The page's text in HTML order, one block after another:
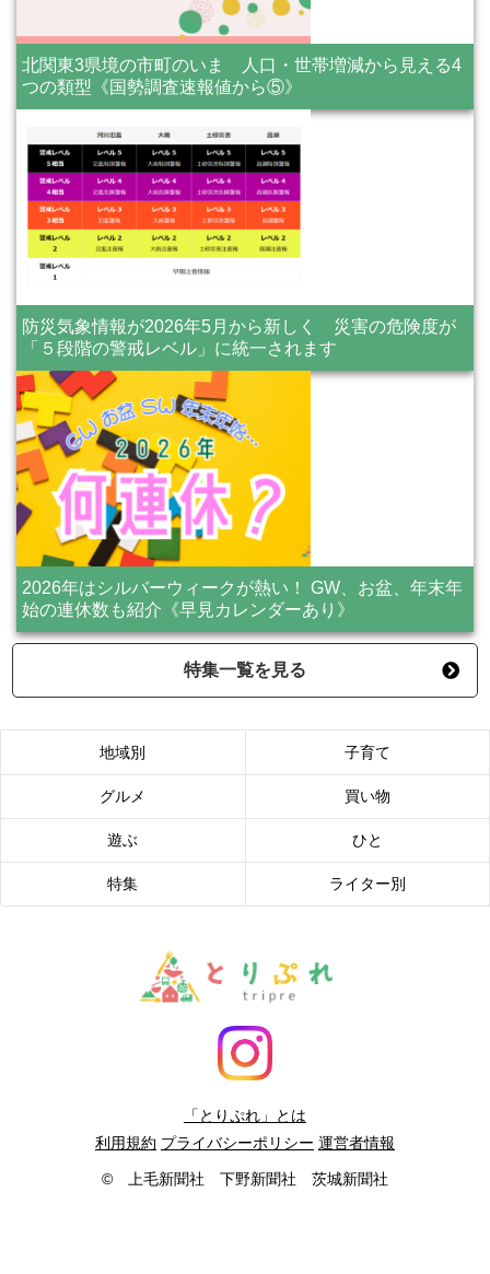
北関東3県境の市町のいま 人口・世帯増減から見える4
つの類型《国勢調査速報値から⑤》
防災気象情報が2026年5月から新しく 災害の危険度が
「５段階の警戒レベル」に統一されます
2026年はシルバーウィークが熱い！ GW、お盆、年末年
始の連休数も紹介《早見カレンダーあり》
特集一覧を見る
地域別 子育て
グルメ 買い物
遊ぶ ひと
特集 ライター別
「とりぷれ」とは
利用規約 プライバシーポリシー 運営者情報
© 上毛新聞社 下野新聞社 茨城新聞社